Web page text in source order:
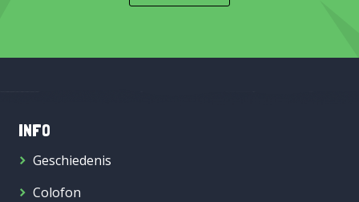
INFO
Geschiedenis
Colofon